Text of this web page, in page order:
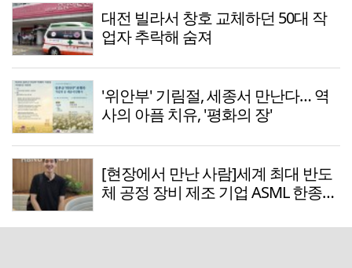
대전 빌라서 창호 교체하던 50대 작
업자 추락해 숨져
'위안부' 기림절, 세종서 만난다… 역
사의 아픔 치유, '평화의 장'
[현장에서 만난 사람]세계 최대 반도
체 공정 장비 제조 기업 ASML 한종호